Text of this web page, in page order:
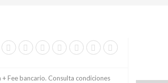
Fee bancario. Consulta condiciones